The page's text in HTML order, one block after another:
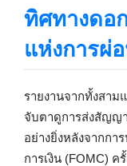
ทิศทางดอ
แห่งการผ่
รายงานจากทั้งสาม
จับตาดูการส่งสัญญ
อย่างยิ่งหลังจากก
การเงิน (FOMC) ค